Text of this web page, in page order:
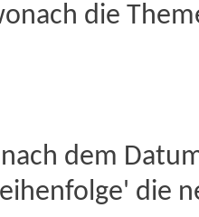
die
dem
die